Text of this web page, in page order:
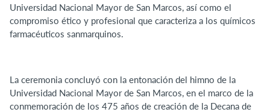
Universidad Nacional Mayor de San Marcos, así como el
compromiso ético y profesional que caracteriza a los químicos
farmacéuticos sanmarquinos.
La ceremonia concluyó con la entonación del himno de la
Universidad Nacional Mayor de San Marcos, en el marco de la
conmemoración de los 475 años de creación de la Decana de